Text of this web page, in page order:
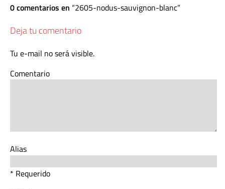
0 comentarios en 2605-nodus-sauvignon-blanc
Deja tu comentario
Tu e-mail no será visible.
Comentario
Alias
* Requerido